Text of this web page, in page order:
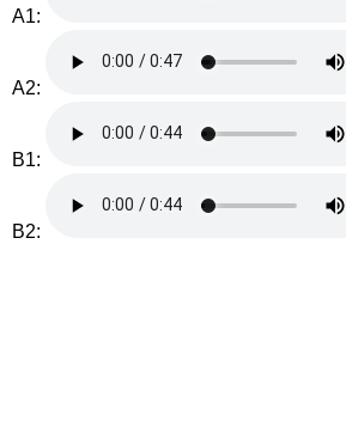
A1:
A2:
B1:
B2: